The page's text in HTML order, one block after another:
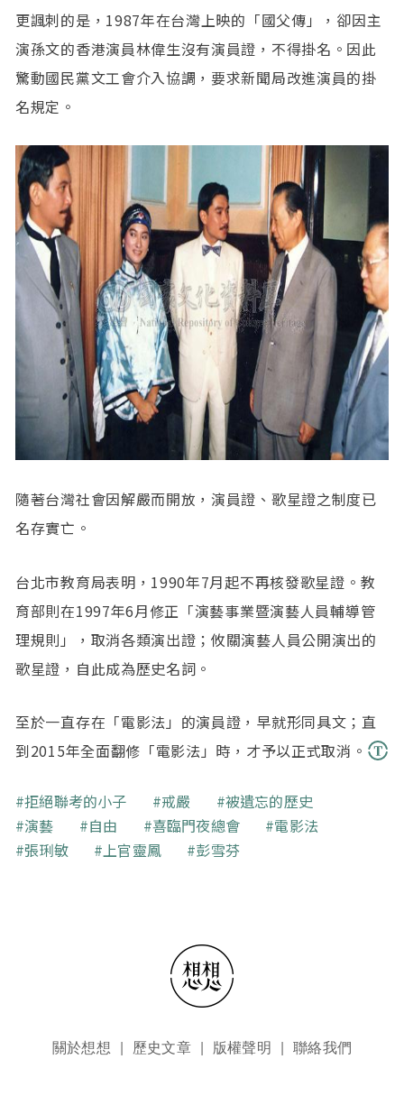
更諷刺的是，1987年在台灣上映的「國父傳」，卻因主
演孫文的香港演員林偉生沒有演員證，不得掛名。因此
驚動國民黨文工會介入協調，要求新聞局改進演員的掛
名規定。
隨著台灣社會因解嚴而開放，演員證、歌星證之制度已
名存實亡。
台北市教育局表明，1990年7月起不再核發歌星證。教
育部則在1997年6月修正「演藝事業暨演藝人員輔導管
理規則」，取消各類演出證；攸關演藝人員公開演出的
歌星證，自此成為歷史名詞。
至於一直存在「電影法」的演員證，早就形同具文；直
到2015年全面翻修「電影法」時，才予以正式取消。
關鍵字
拒絕聯考的小子 戒嚴
被遺忘的歷史
演藝
自由 喜臨門夜總會
電影法
張琍敏
上官靈鳳 彭雪芬
頁尾選單關於想想 歷史文章 版權聲明 聯絡我們